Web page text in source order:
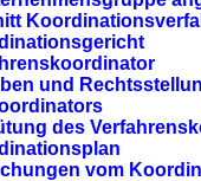
und
des
vom